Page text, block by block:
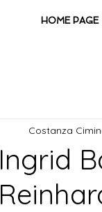
HOME PAGE
Ingrid
Costanza